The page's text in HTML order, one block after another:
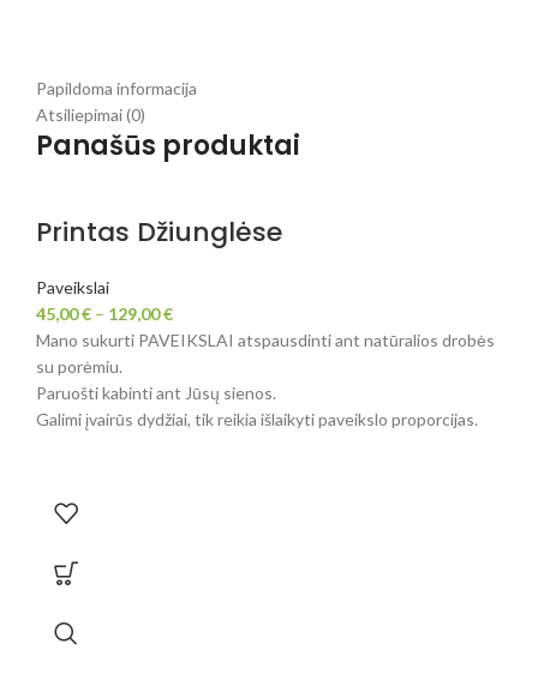
Papildoma informacija
Atsiliepimai (0)
Panašūs produktai
Printas Džiunglėse
Paveikslai
45,00€ – 129,00€
Mano sukurti PAVEIKSLAI atspausdinti ant natūralios drobės
su porėmiu.
Paruošti kabinti ant Jūsų sienos.
Galimi įvairūs dydžiai, tik reikia išlaikyti paveikslo proporcijas.